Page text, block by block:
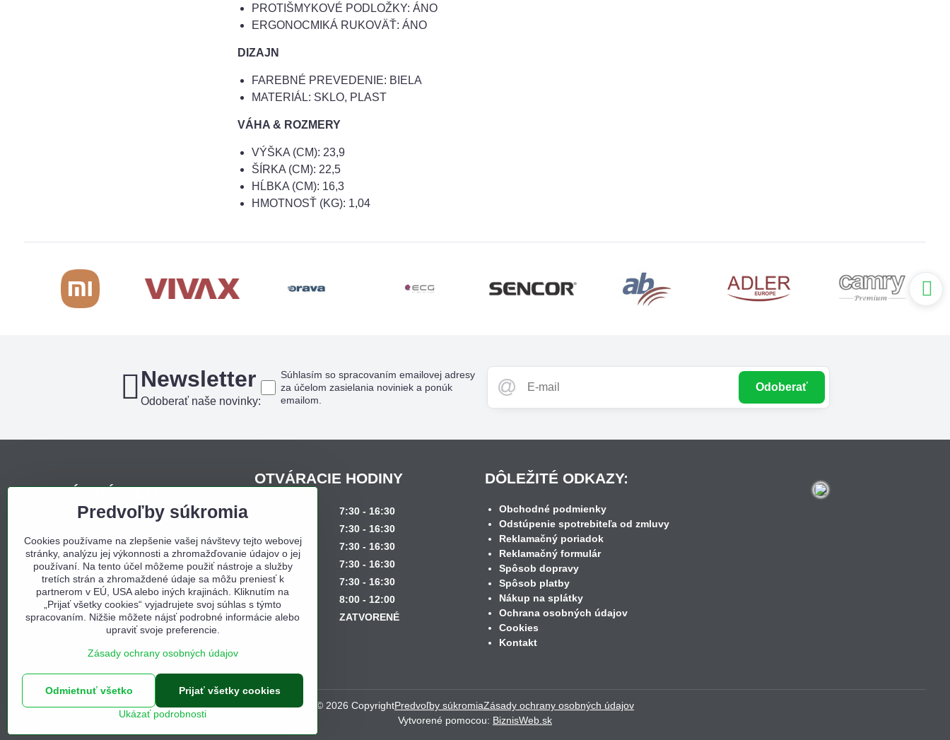
PROTIŠMYKOVÉ PODLOŽKY: ÁNO
ERGONOCMIKÁ RUKOVÄŤ: ÁNO
DIZAJN
FAREBNÉ PREVEDENIE: BIELA
MATERIÁL: SKLO, PLAST
VÁHA & ROZMERY
VÝŠKA (CM): 23,9
ŠÍRKA (CM): 22,5
HĹBKA (CM): 16,3
HMOTNOSŤ (KG): 1,04
Newsletter
Odoberať naše novinky:
Odoberať
Súhlasím so spracovaním emailovej adresy
za účelom zasielania noviniek a ponúk
emailom.
KDE NÁS NÁJDETE
Sídlo firmy, korešpondenčná adresa,
osobný odber:
Obchodný dom Bojná
Bojná 657
956 01 Bojná
Tel. e-shop:0940 397 000
0940 397 002
info@odbojna.sk
OTVÁRACIE HODINY
7:30 - 16:30
7:30 - 16:30
Streda
7:30 - 16:30
Štvrtok
7:30 - 16:30
Piatok
7:30 - 16:30
Sobota
8:00 - 12:00
Nedeľa
ZATVORENÉ
DÔLEŽITÉ ODKAZY:
Obchodné podmienky
Odstúpenie spotrebiteľa od zmluvy
Reklamačný poriadok
Reklamačný formulár
Spôsob dopravy
Spôsob platby
Nákup na splátky
Ochrana osobných údajov
Cookies
Kontakt
© 2026 CopyrightPredvoľby súkromiaZásady ochrany osobných údajov
Vytvorené pomocou: BiznisWeb.sk
Predvoľby súkromia
Cookies používame na zlepšenie vašej návštevy tejto webovej
stránky, analýzu jej výkonnosti a zhromažďovanie údajov o jej
používaní. Na tento účel môžeme použiť nástroje a služby
tretích strán a zhromaždené údaje sa môžu preniesť k
partnerom v EÚ, USA alebo iných krajinách. Kliknutím na
„Prijať všetky cookies“ vyjadrujete svoj súhlas s týmto
spracovaním. Nižšie môžete nájsť podrobné informácie alebo
upraviť svoje preferencie.
Zásady ochrany osobných údajov
Ukázať podrobnosti
Prijať všetky cookies
Odmietnuť všetko